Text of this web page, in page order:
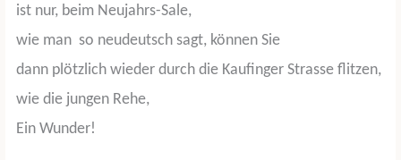
ist nur, beim Neujahrs-Sale,
wie man so neudeutsch sagt, können Sie
dann plötzlich wieder durch die Kaufinger Strasse flitzen,
wie die jungen Rehe,
Ein Wunder!